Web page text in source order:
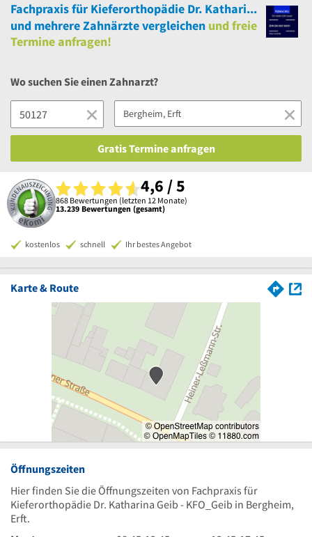
Fachpraxis für Kieferorthopädie Dr. Katharina Geib - KFO_Geib
und mehrereZahnärzte vergleichen undfreie
Termine anfragen!
Wo suchen Sie einen Zahnarzt?
Gratis Termine anfragen
4,6 / 5
868 Bewertungen (letzten 12 Monate)
13.239 Bewertungen (gesamt)
kostenlos schnell Ihr bestes Angebot
Karte & Route
Öffnungszeiten
Hier finden Sie die Öffnungszeiten von Fachpraxis für
Kieferorthopädie Dr. Katharina Geib - KFO_Geib in Bergheim,
Erft.